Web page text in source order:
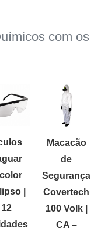
com os
|
12
Macacão
de
Segurança
Covertech
100 Volk |
CA –